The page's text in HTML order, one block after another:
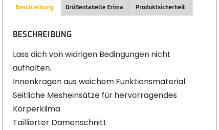
Beschreibung Größentabelle Erima Produktsicherheit
BESCHREIBUNG
Lass dich von widrigen Bedingungen nicht
aufhalten.
Innenkragen aus weichem Funktionsmaterial
Seitliche Mesheinsätze für hervorragendes
Körperklima
Taillierter Damenschnitt